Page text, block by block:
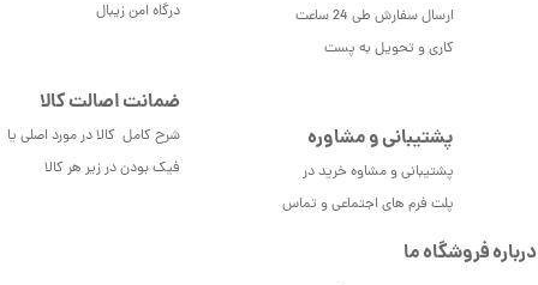
ارسال سفارش طی 24 ساعت
کاری و تحویل به پست
درباره فروشگاه ما
درگاه امن زیبال
پشتیبانی و مشاوره
پشتیبانی و مشاوه خرید در
پلت فرم های اجتماعی و تماس
ضمانت اصالت کالا
شرح کامل کالا در مورد اصلی یا
فیک بودن در زیر هر کالا